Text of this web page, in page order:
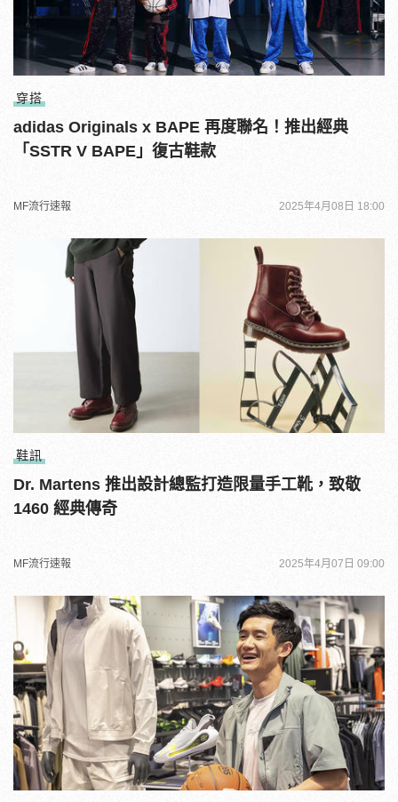
穿搭
adidas Originals x BAPE 再度聯名！推出經典
「SSTR V BAPE」復古鞋款
MF流行速報 2025年4月08日 18:00
鞋訊
Dr. Martens 推出設計總監打造限量手工靴，致敬
1460 經典傳奇
MF流行速報 2025年4月07日 09:00